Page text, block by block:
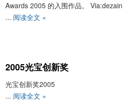
Awards 2005 的入围作品。 Via:dezain
... 阅读全文 »
2005光宝创新奖
光宝创新奖2005
... 阅读全文 »